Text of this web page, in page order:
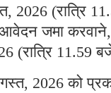
2026 (रात्रि
जमा
(रात्रि 11.59
2026 को